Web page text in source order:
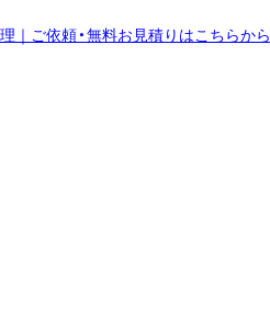
｜ご依頼・無料お見積りはこちらから